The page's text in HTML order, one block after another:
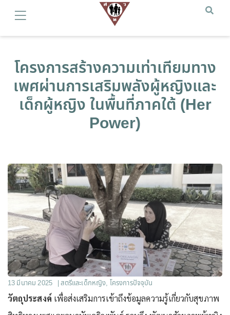
โครงการสร้างความเท่าเทียมทาง
เพศผ่านการเสริมพลังผู้หญิงและ
เด็กผู้หญิง ในพื้นที่ภาคใต้ (Her
Power)
13 มีนาคม 2025 |สตรีและเด็กหญิง, โครงการปัจจุบัน
วัตถุประสงค์ เพื่อส่งเสริมการเข้าถึงข้อมูลความรู้เกี่ยวกับสุขภาพ